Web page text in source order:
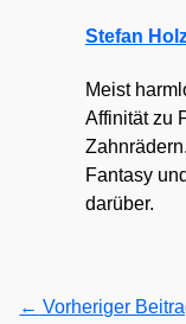
Stefan
Meist
Affinität zu
Fantasy
darüber.
← Vorheriger